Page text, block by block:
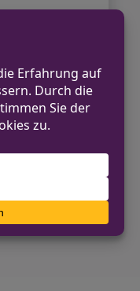
BEITRAG
in Rheda-